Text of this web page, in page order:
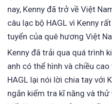
nay, Kenny đã trở về Việt
câu lạc bộ HAGL vì Kenny
tuyển của quê hương Việt
Kenny đã trải qua quá trình
anh có thể hình và chiều
HAGL lại nói lời chia tay với
ngắn kiểm tra kĩ năng và